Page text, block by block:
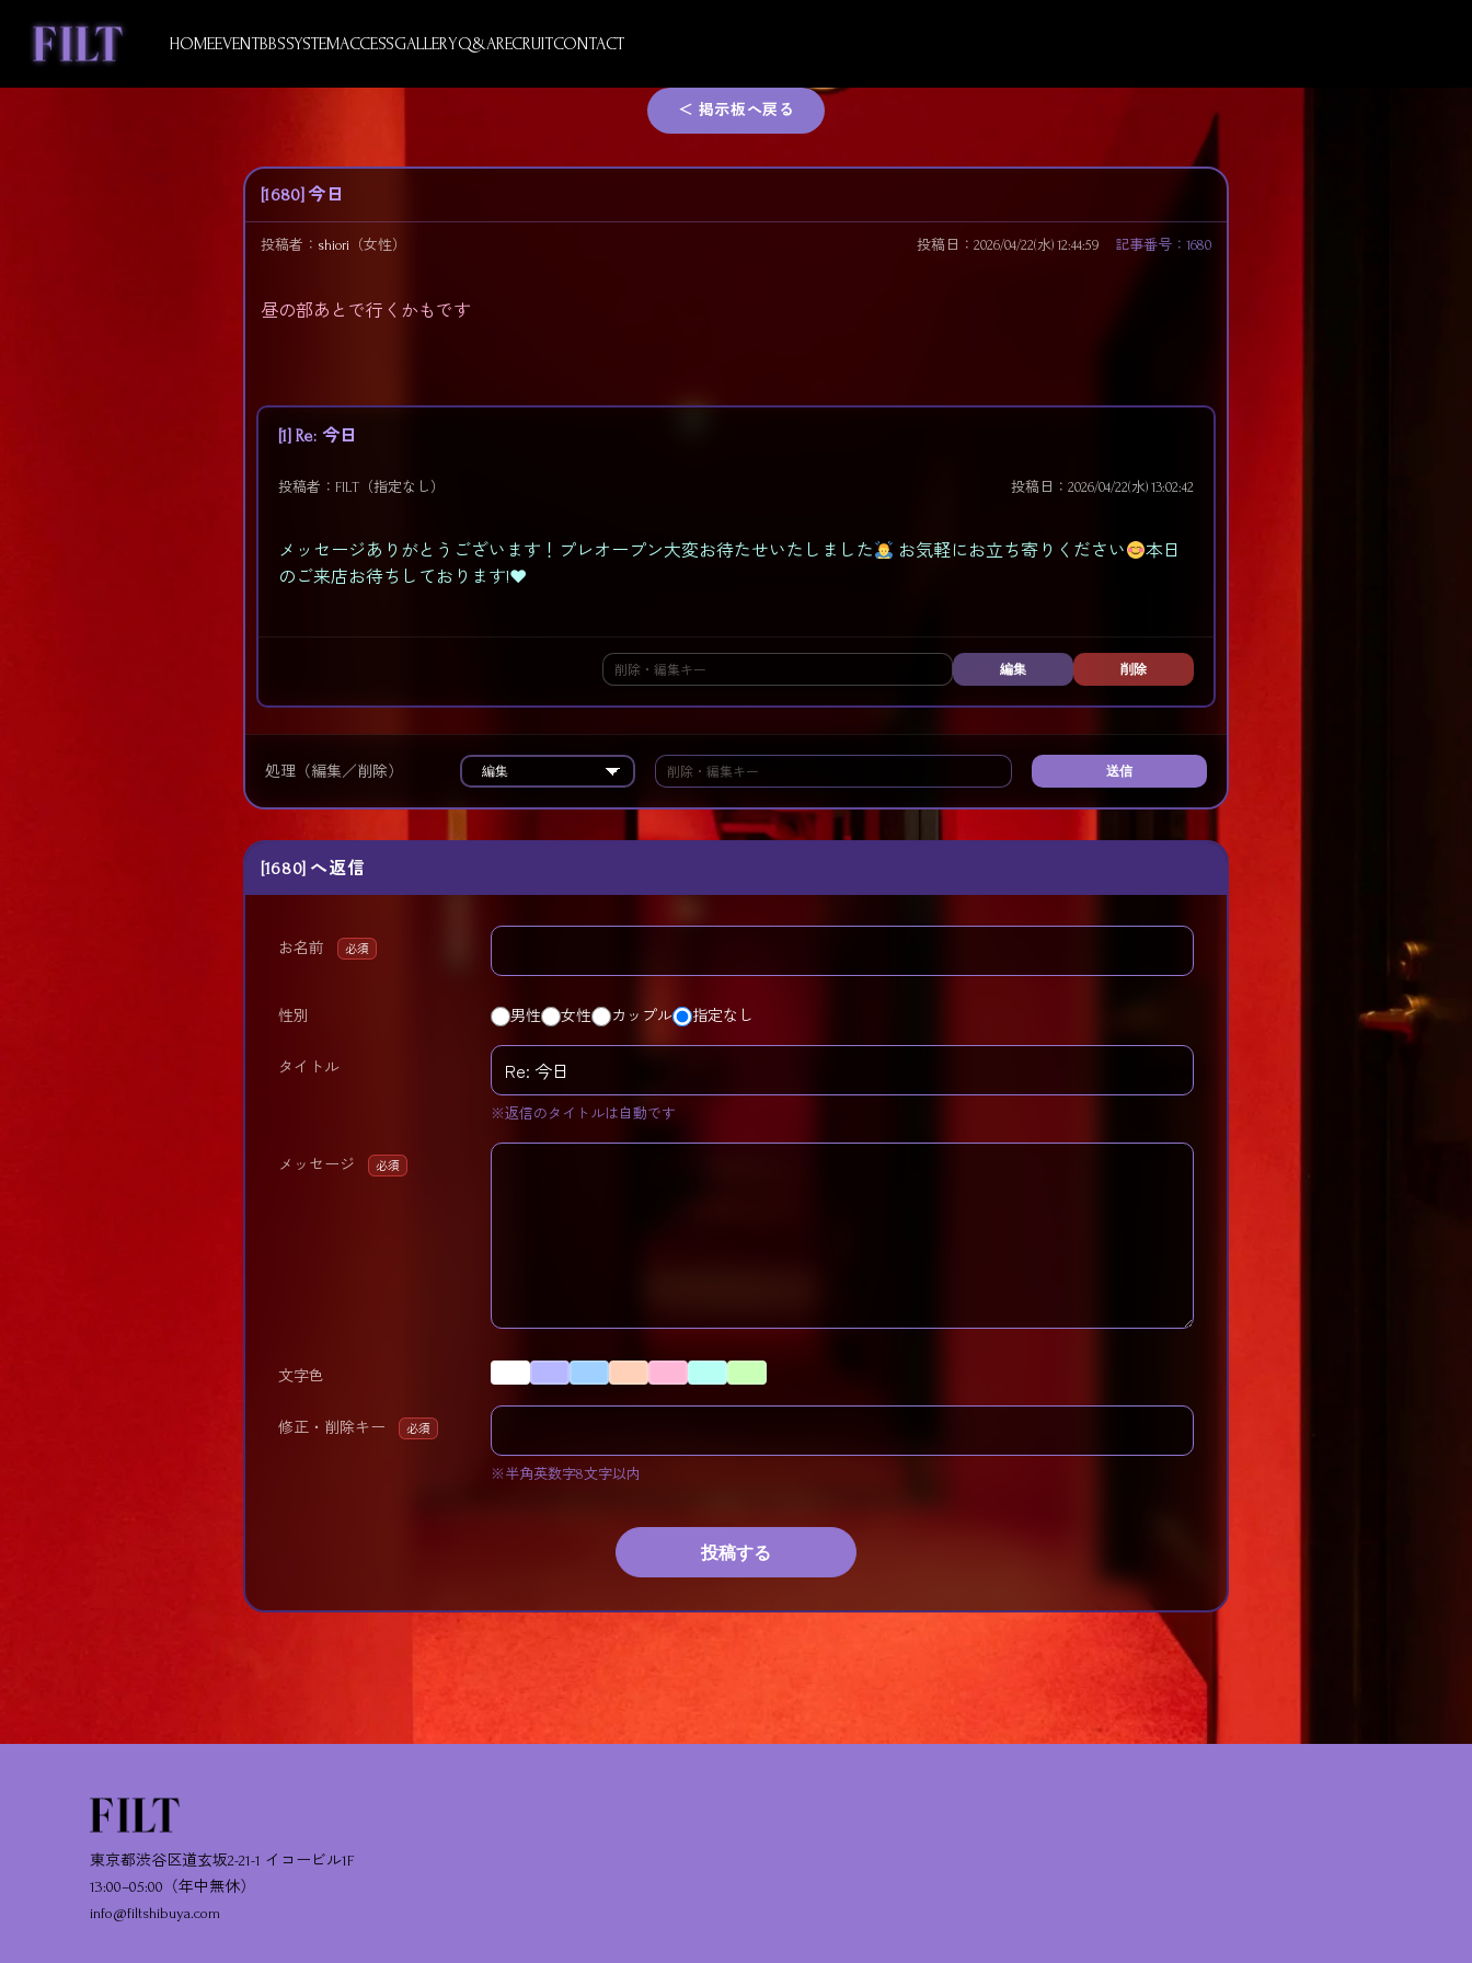
content
HOMEEVENTBBSSYSTEMACCESSGALLERYQ&ARECRUITCONTACT
＜ 掲示板へ戻る
[1680] 今日
投稿者： shiori （女性） 投稿日：2026/04/22(水) 12:44:59 記事番号：1680
昼の部あとで行くかもです
[1] Re: 今日
投稿者：FILT（指定なし） 投稿日：2026/04/22(水) 13:02:42
メッセージありがとうございます！プレオープン大変お待たせいたしました お気軽にお立ち寄りください
本日
のご来店お待ちしております!❤︎
編集 削除
処理（編集／削除） 送信
[1680] へ返信
お名前 必須
性別 男性 女性 カップル 指定なし
タイトル
※返信のタイトルは自動です
メッセージ 必須
文字色
修正・削除キー 必須
※半角英数字8文字以内
投稿する
東京都渋谷区道玄坂2-21-1 イコービル1F
13:00–05:00（年中無休）
info@filtshibuya.com